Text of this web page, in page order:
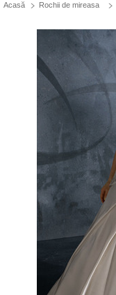
Acasă Rochii de mireasa